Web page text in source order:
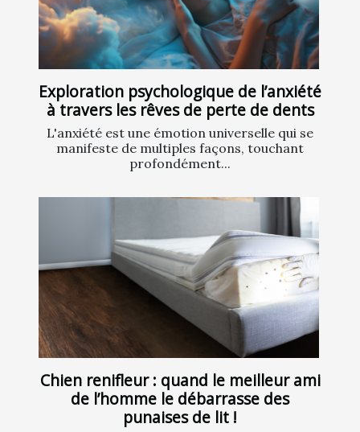
Exploration psychologique de l’anxiété
à travers les rêves de perte de dents
L'anxiété est une émotion universelle qui se
manifeste de multiples façons, touchant
profondément...
Chien renifleur : quand le meilleur ami
de l’homme le débarrasse des
punaises de lit !